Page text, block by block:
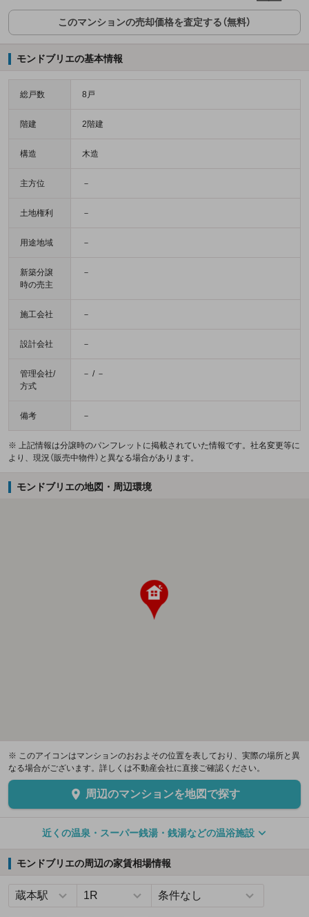
このマンションの売却価格を査定する（無料）
モンドブリエの基本情報
総戸数 8戸
階建 2階建
構造 木造
主方位 －
土地権利 －
用途地域 －
新築分譲
時の売主
－
施工会社 －
設計会社 －
管理会社/
方式
－ / －
備考 －
※ 上記情報は分譲時のパンフレットに掲載されていた情報です。社名変更等に
より、現況（販売中物件）と異なる場合があります。
モンドブリエの地図・周辺環境
※ このアイコンはマンションのおおよその位置を表しており、実際の場所と異
なる場合がございます。詳しくは不動産会社に直接ご確認ください。
周辺のマンションを地図で探す
近くの温泉・スーパー銭湯・銭湯などの温浴施設
モンドブリエの周辺の家賃相場情報